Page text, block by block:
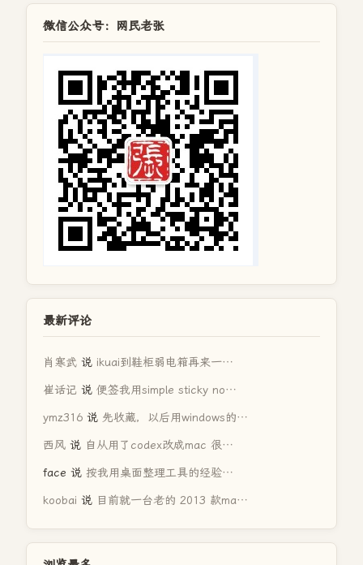
微信公众号：网民老张
最新评论
肖寒武 说 ikuai到鞋柜弱电箱再来一…
崔话记 说 便签我用simple sticky no…
ymz316 说 先收藏，以后用windows的…
西风 说 自从用了codex改成mac 很…
face 说 按我用桌面整理工具的经验…
koobai 说 目前就一台老的 2013 款ma…